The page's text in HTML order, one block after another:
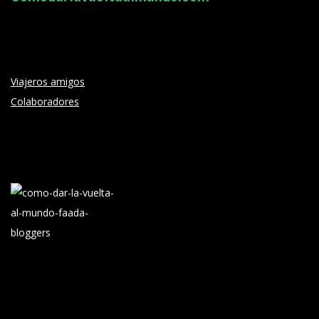
Viajeros amigos
Colaboradores